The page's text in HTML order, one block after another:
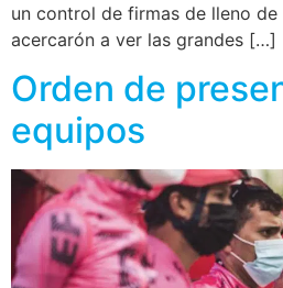
un control de firmas de lleno
acercarón a ver las grandes […]
Orden de
equipos